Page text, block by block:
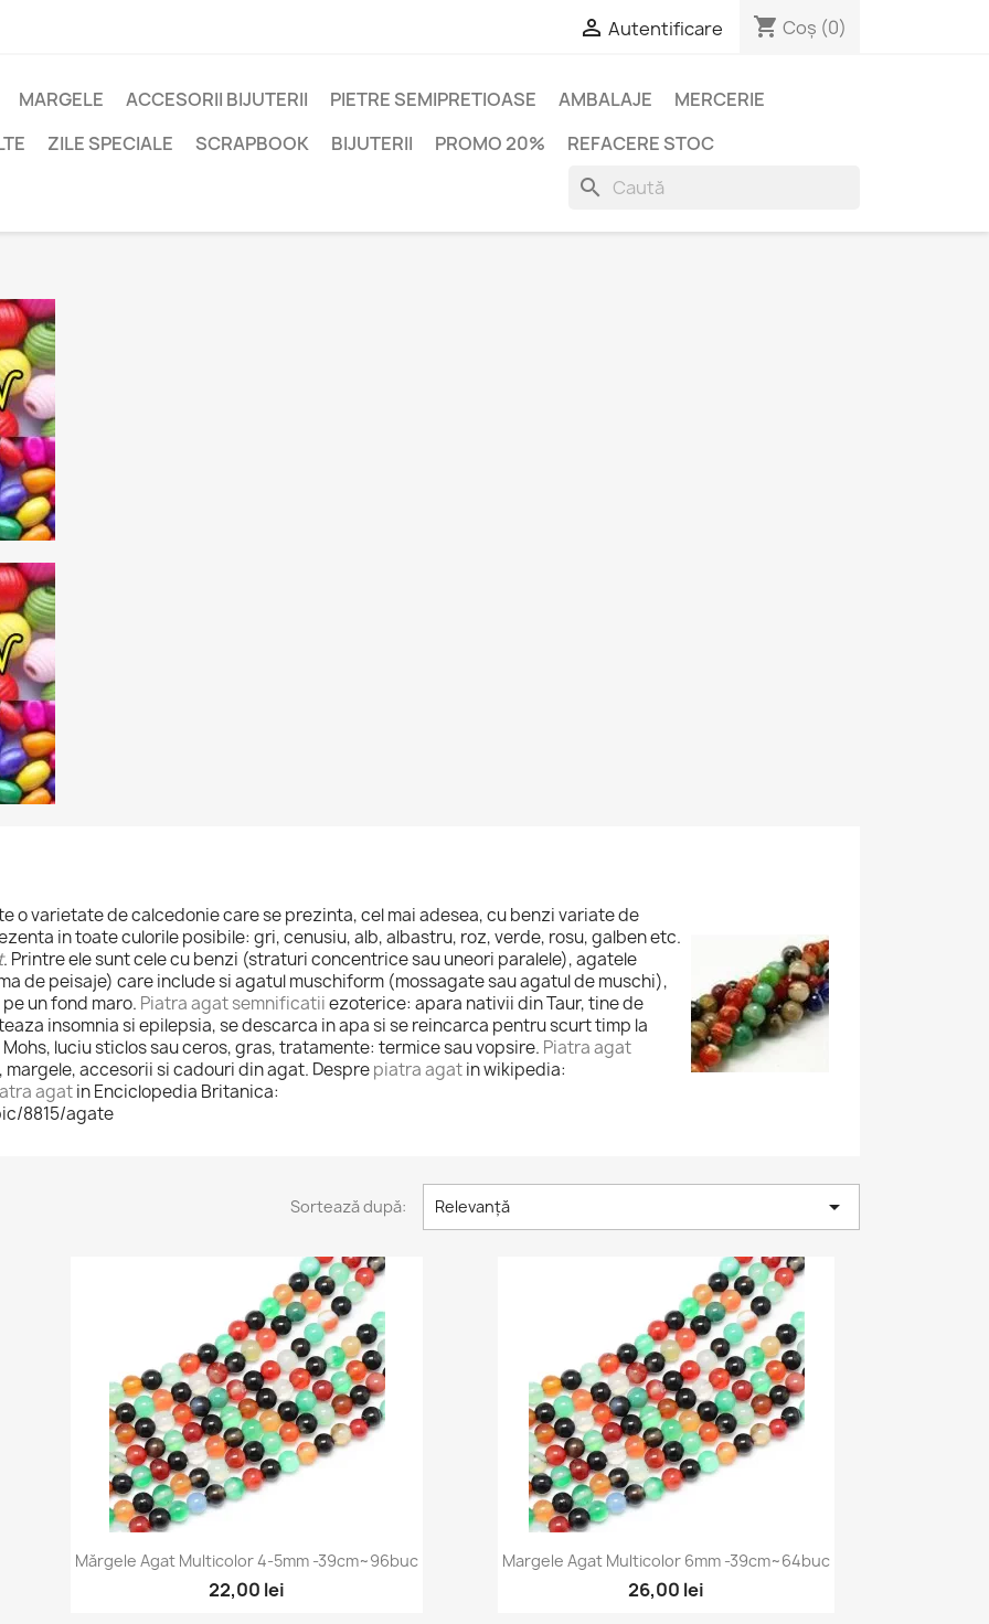
 Autentificare shopping_cart Coș (0)
MARGELE ACCESORII BIJUTERII PIETRE SEMIPRETIOASE AMBALAJE
MERCERIE
ZILE SPECIALE SCRAPBOOK BIJUTERII PROMO 20% REFACERE STOC
search
o varietate de calcedonie care se prezinta, cel mai adesea, cu benzi variate de
in toate culorile posibile: gri, cenusiu, alb, albastru, roz, verde, rosu, galben etc.
. Printre ele sunt cele cu benzi (straturi concentrice sau uneori paralele), agatele
de peisaje) care include si agatul muschiform (mossagate sau agatul de muschi),
un fond maro. Piatra agat semnificatiiezoterice: apara nativii din Taur, tine de
insomnia si epilepsia, se descarca in apa si se reincarca pentru scurt timp la
luciu sticlos sau ceros, gras, tratamente: termice sau vopsire. Piatra agat
accesorii si cadouri din agat. Desprepiatra agatin wikipedia:
agatin Enciclopedia Britanica:
8815/agate
Sortează după: Relevanță 
Vizualizare rapidă
Mărgele Agat Multicolor 4-5mm -39cm~96buc
22,00 lei
Vizualizare rapidă
Margele Agat Multicolor 6mm -39cm~64buc
26,00 lei